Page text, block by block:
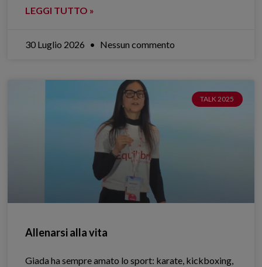
LEGGI TUTTO »
30 Luglio 2026 Nessun commento
TALK 2025
Allenarsi alla vita
Giada ha sempre amato lo sport: karate, kickboxing,